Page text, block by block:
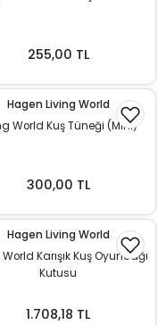
255,00 TL
Hagen Living World
World Kuş Tüneği (Mini)
300,00 TL
Hagen Living World
Karışık Kuş Oyuncağı
Kutusu
1.708,18 TL